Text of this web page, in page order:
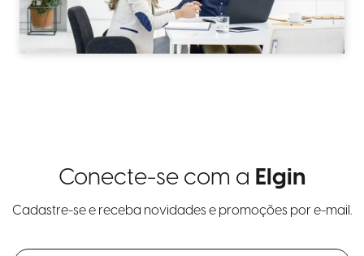
Conecte-se com a Elgin
Cadastre-se e receba novidades e promoções por e-mail.